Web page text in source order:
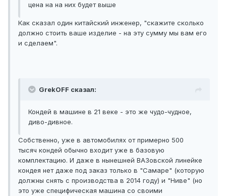
цена на на них будет выше
Как сказал один китайский инженер, "скажите сколько
должно стоить ваше изделие - на эту сумму мы вам его
и сделаем".
GrekOFF сказал:
Кондей в машине в 21 веке - это же чудо-чудное,
диво-дивное.
Собственно, уже в автомобилях от примерно 500
тысяч кондей обычно входит уже в базовую
комплектацию. И даже в нынешней ВАЗовской линейке
кондея нет даже под заказ только в "Самаре" (которую
должны снять с производства в 2014 году) и "Ниве" (но
это уже специфическая машина со своими